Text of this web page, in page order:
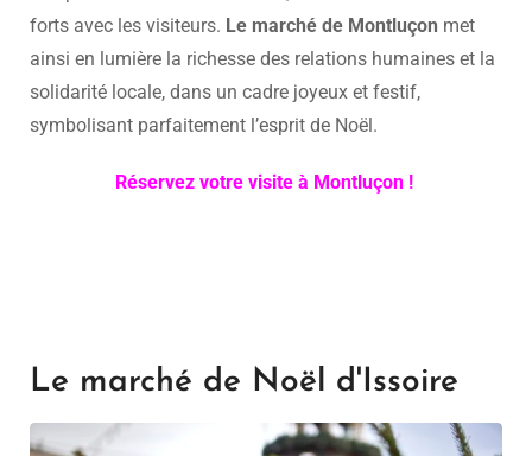
forts avec les visiteurs. Le marché de Montluçon met
ainsi en lumière la richesse des relations humaines et la
solidarité locale, dans un cadre joyeux et festif,
symbolisant parfaitement l’esprit de Noël.
Réservez votre visite à Montluçon !
Le marché de Noël d'Issoire